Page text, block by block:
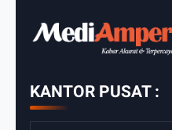
KANTOR PUSAT :